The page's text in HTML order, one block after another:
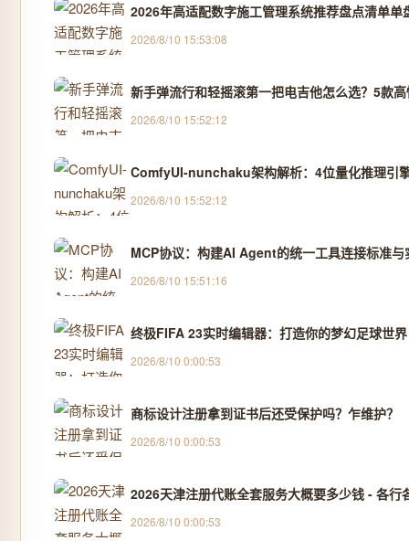
2026年高适配数字施工管理系统推荐盘点清单
2026/8/10 15:53:08
新手弹流行和轻摇滚第一把电吉他怎么选？5款
2026/8/10 15:52:12
ComfyUI-nunchaku架构解析：4位量化推理引
2026/8/10 15:52:12
MCP协议：构建AI Agent的统一工具连接标准与
2026/8/10 15:51:16
终极FIFA 23实时编辑器：打造你的梦幻足球世界
2026/8/10 0:00:53
商标设计注册拿到证书后还受保护吗？乍维护？
2026/8/10 0:00:53
2026天津注册代账全套服务大概要多少钱 - 各行
2026/8/10 0:00:53